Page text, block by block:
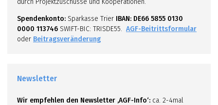
durch Projektzuschüsse und Kooperationen.
Spendenkonto: Sparkasse Trier IBAN: DE66 5855 0130
0000 113746 SWIFT-BIC: TRISDE55. AGF-Beitrittsformular
oder Beitragsveränderung
Newsletter
Wir empfehlen den Newsletter ‚AGF-Info‘: ca. 2-4mal